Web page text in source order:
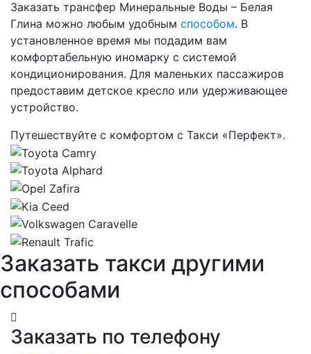
Заказать трансфер Минеральные Воды – Белая
Глина можно любым удобным способом. В
установленное время мы подадим вам
комфортабельную иномарку с системой
кондиционирования. Для маленьких пассажиров
предоставим детское кресло или удерживающее
устройство.
Путешествуйте с комфортом с Такси «Перфект».
Заказать такси другими
способами
Заказать по телефону